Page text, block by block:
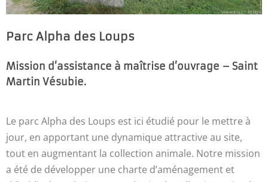
Parc Alpha des Loups
Mission d’assistance à maîtrise d’ouvrage – Saint
Martin Vésubie.
Le parc Alpha des Loups est ici étudié pour le mettre à
jour, en apportant une dynamique attractive au site,
tout en augmentant la collection animale. Notre mission
a été de développer une charte d’aménagement et